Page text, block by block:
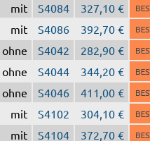
mit S4084 327,10 €
mit S4086 392,70 €
ohne S4042 282,90 €
ohne S4044 344,20 €
ohne S4046 411,00 €
mit S4102 304,10 €
mit S4104 372,70 €